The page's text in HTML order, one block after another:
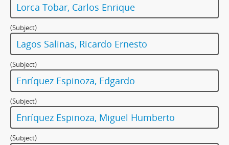
Lorca Tobar, Carlos Enrique
(Subject)
Lagos Salinas, Ricardo Ernesto
(Subject)
Enríquez Espinoza, Edgardo
(Subject)
Enríquez Espinoza, Miguel Humberto
(Subject)